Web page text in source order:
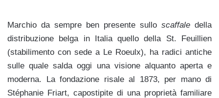
Marchio da sempre ben presente sullo scaffale della
distribuzione belga in Italia quello della St. Feuillien
(stabilimento con sede a Le Roeulx), ha radici antiche
sulle quale salda oggi una visione alquanto aperta e
moderna. La fondazione risale al 1873, per mano di
Stéphanie Friart, capostipite di una proprietà familiare